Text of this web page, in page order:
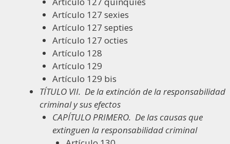
Artículo 127 sexies
Artículo 127 septies
Artículo 127 octies
Artículo 128
Artículo 129
Artículo 129 bis
TÍTULO VII. De la extinción de la responsabilidad
criminal y sus efectos
CAPÍTULO PRIMERO. De las causas que
extinguen la responsabilidad criminal